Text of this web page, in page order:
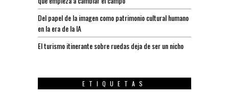
Del papel de la imagen como patrimonio cultural humano
en la era de la IA
El turismo itinerante sobre ruedas deja de ser un nicho
ETIQUETAS